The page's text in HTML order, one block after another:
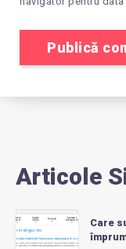
Articole
Care